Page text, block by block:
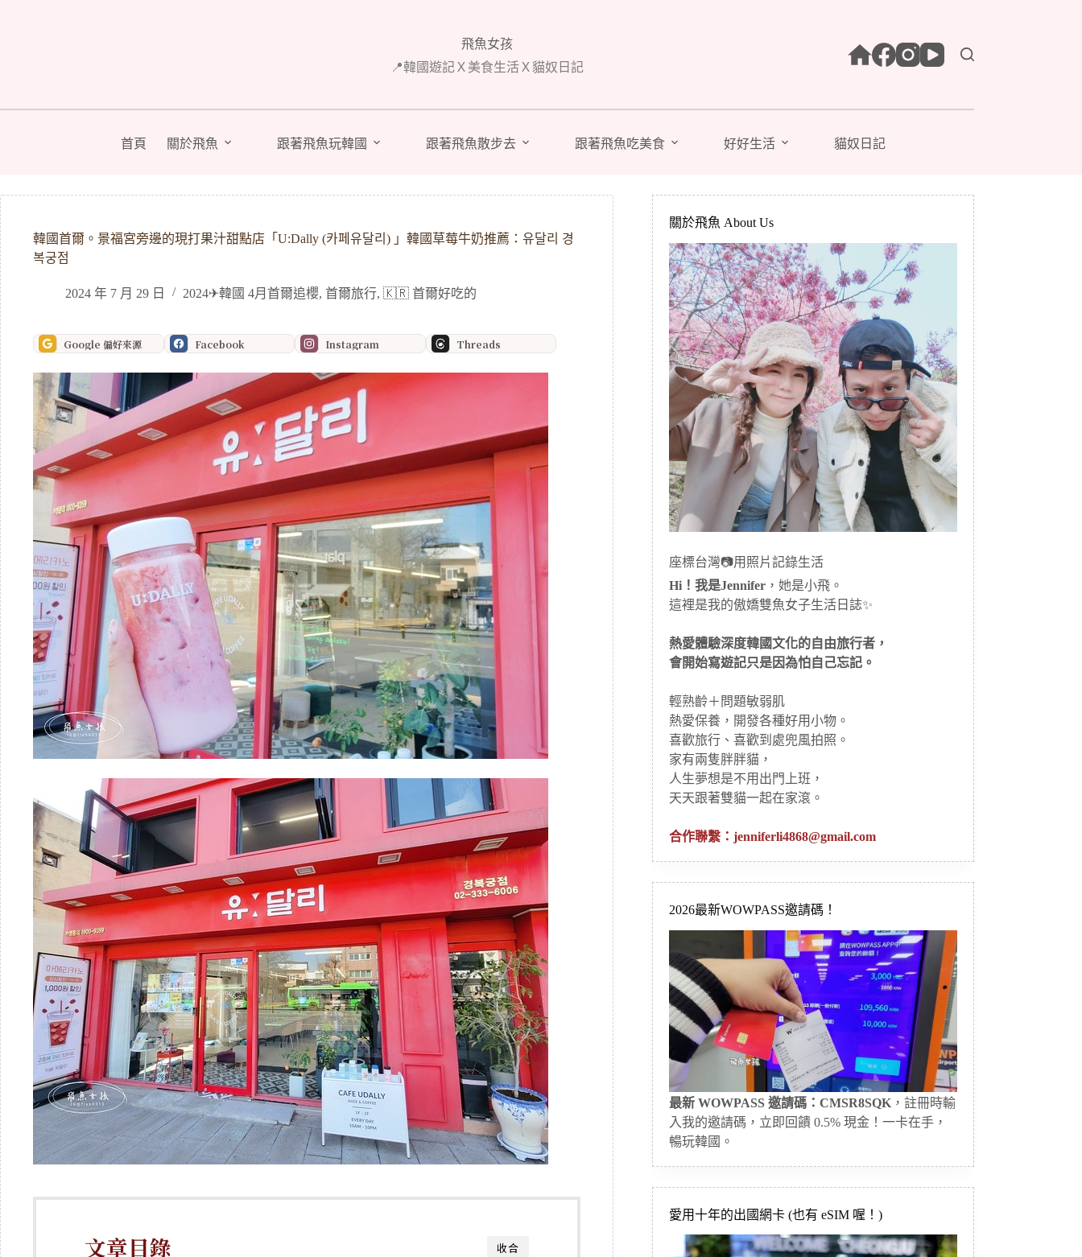
容
飛魚女孩
📍韓國遊記Ｘ美食生活Ｘ貓奴日記
首頁 關於飛魚 跟著飛魚玩韓國 跟著飛魚散步去 跟著飛魚吃美食 好好生活 貓奴日記
韓國首爾。景福宮旁邊的現打果汁甜點店「U:Dally (카페유달리) 」韓國草莓牛奶推薦：유달리 경
복궁점
2024 年 7 月 29 日 2024✈韓國 4月首爾追櫻, 首爾旅行, 🇰🇷 首爾好吃的
Google 偏好來源 Facebook Instagram Threads
收合
文章目錄
關於飛魚 About Us
座標台灣📷用照片記錄生活
Hi！我是Jennifer ，她是小飛。
這裡是我的傲嬌雙魚女子生活日誌✨
熱愛體驗深度韓國文化的自由旅行者，
會開始寫遊記只是因為怕自己忘記。
輕熟齡＋問題敏弱肌
熱愛保養，開發各種好用小物。
喜歡旅行、喜歡到處兜風拍照。
家有兩隻胖胖貓，
人生夢想是不用出門上班，
天天跟著雙貓一起在家滾。
合作聯繫：jenniferli4868@gmail.com
2026最新WOWPASS邀請碼！
最新 WOWPASS 邀請碼：CMSR8SQK ，註冊時輸
入我的邀請碼，立即回饋 0.5% 現金！一卡在手，
暢玩韓國。
愛用十年的出國網卡 (也有 eSIM 喔！)